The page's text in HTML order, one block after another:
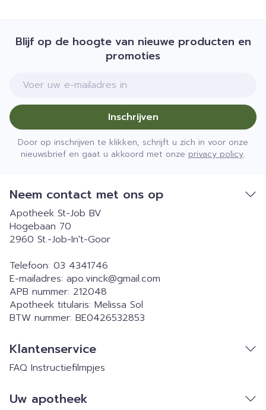
Blijf op de hoogte van nieuwe producten en
promoties
E-mail adres
Inschrijven
Door op inschrijven te klikken, schrijft u zich in voor onze
nieuwsbrief en gaat u akkoord met onze privacy policy.
Neem contact met ons op
Apotheek St-Job BV
Hogebaan 70
2960 St.-Job-In't-Goor
Telefoon: 03 4341746
E-mailadres: apo.vinck@gmail.com
APB nummer: 212048
Apotheek titularis: Melissa Sol
BTW nummer: BE0426532853
Klantenservice
FAQ Instructiefilmpjes
Uw apotheek